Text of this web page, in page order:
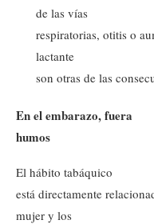
de las vías
respiratorias, otitis o
lactante
son otras de las
En el embarazo, fuera
humos
El hábito tabáquico
está directamente
mujer y los